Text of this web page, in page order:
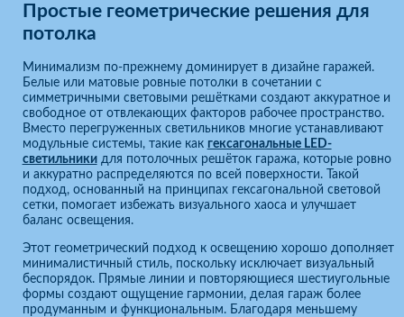
Простые геометрические решения для
потолка
Минимализм по-прежнему доминирует в дизайне гаражей.
Белые или матовые ровные потолки в сочетании с
симметричными световыми решётками создают аккуратное и
свободное от отвлекающих факторов рабочее пространство.
Вместо перегруженных светильников многие устанавливают
модульные системы, такие как гексагональные LED-
светильникидля потолочных решёток гаража, которые ровно
и аккуратно распределяются по всей поверхности. Такой
подход, основанный на принципах гексагональной световой
сетки, помогает избежать визуального хаоса и улучшает
баланс освещения.
Этот геометрический подход к освещению хорошо дополняет
минималистичный стиль, поскольку исключает визуальный
беспорядок. Прямые линии и повторяющиеся шестиугольные
формы создают ощущение гармонии, делая гараж более
продуманным и функциональным. Благодаря меньшему